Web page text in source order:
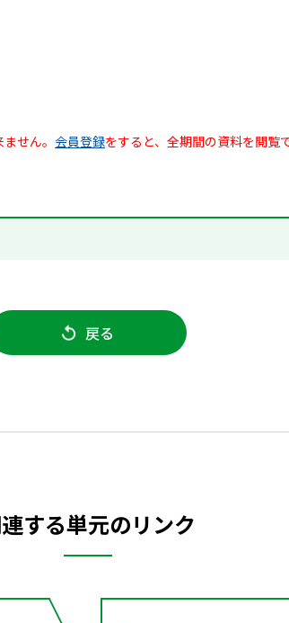
せん。 会員登録をすると、全期間の資料を閲覧
戻る
する単元のリンク